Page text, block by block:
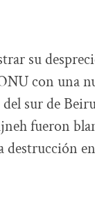
su
con una
sur de
fueron
destrucción